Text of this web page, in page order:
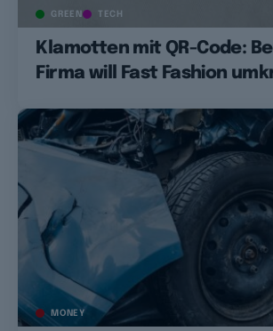
GREEN TECH
Klamotten mit QR-Code:
Firma will Fast Fashion
MONEY